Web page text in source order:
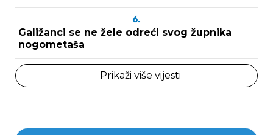
6.
Galižanci se ne žele odreći svog župnika
nogometaša
Prikaži više vijesti